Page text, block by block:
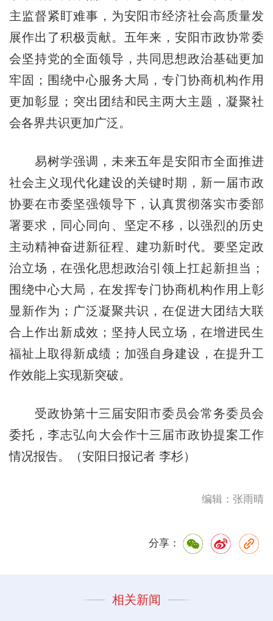
主监督紧盯难事，为安阳市经济社会高质量发
展作出了积极贡献。五年来，安阳市政协常委
会坚持党的全面领导，共同思想政治基础更加
牢固；围绕中心服务大局，专门协商机构作用
更加彰显；突出团结和民主两大主题，凝聚社
会各界共识更加广泛。
易树学强调，未来五年是安阳市全面推进
社会主义现代化建设的关键时期，新一届市政
协要在市委坚强领导下，认真贯彻落实市委部
署要求，同心同向、坚定不移，以强烈的历史
主动精神奋进新征程、建功新时代。要坚定政
治立场，在强化思想政治引领上扛起新担当；
围绕中心大局，在发挥专门协商机构作用上彰
显新作为；广泛凝聚共识，在促进大团结大联
合上作出新成效；坚持人民立场，在增进民生
福祉上取得新成绩；加强自身建设，在提升工
作效能上实现新突破。
受政协第十三届安阳市委员会常务委员会
委托，李志弘向大会作十三届市政协提案工作
情况报告。（安阳日报记者 李杉）
编辑：张雨晴
分享：
相关新闻